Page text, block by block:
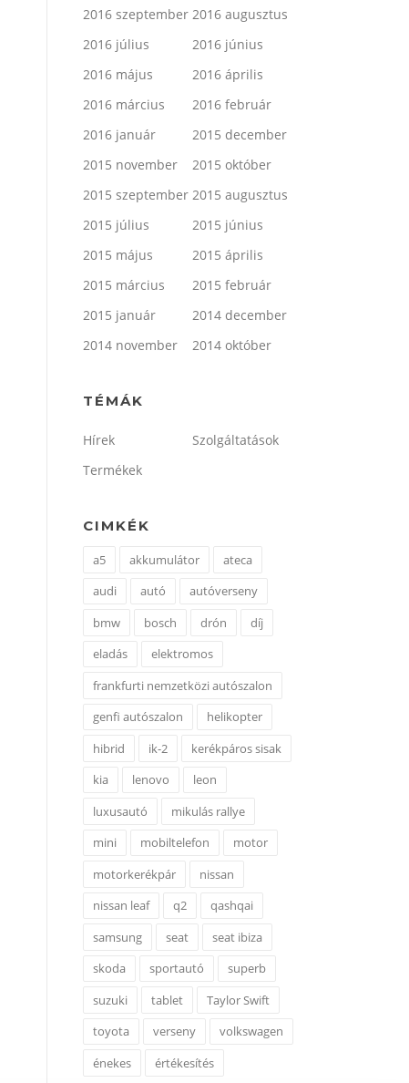
2016 szeptember 2016 augusztus
2016 július
2016 június
2016 május
2016 április
2016 március
2016 február
2016 január
2015 december
2015 november
2015 október
2015 szeptember 2015 augusztus
2015 július
2015 június
2015 május
2015 április
2015 március
2015 február
2015 január
2014 december
2014 november
2014 október
TÉMÁK
Hírek
Szolgáltatások
Termékek
CIMKÉK
a5 akkumulátor
ateca
audi
autó
autóverseny
bmw
bosch drón
díj
eladás
elektromos
frankfurti nemzetközi autószalon
genfi autószalon
helikopter
hibrid
ik-2
kerékpáros sisak
kia
lenovo
leon
luxusautó
mikulás rallye
mini
mobiltelefon
motor
motorkerékpár
nissan
nissan leaf
q2
qashqai
samsung
seat
seat ibiza
skoda
sportautó
superb
suzuki
tablet
Taylor Swift
toyota
verseny
volkswagen
énekes
értékesítés